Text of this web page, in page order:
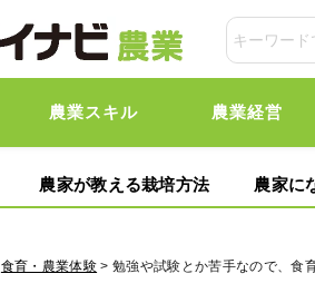
農業スキル 農業経営
農家が教える栽培方法 農家に
食育・農業体験 > 勉強や試験とか苦手なので、食